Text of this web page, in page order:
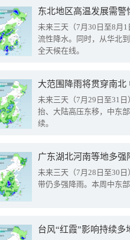
东北地区高温发展需
未来三天（7月30日至8月
流性降水。同时，从华北
全天候在线。
大范围降雨将贯穿南
未来三天（7月29日至31
抬、大陆高压东移，中东
续。
广东湖北河南等地多
未来三天（7月28日至30
带仍多强降雨。本周中东
台风“红霞”影响持续